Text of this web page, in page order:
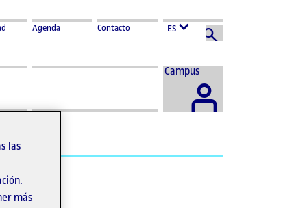
Agenda Contacto ES
Acceder
Campus
las
más